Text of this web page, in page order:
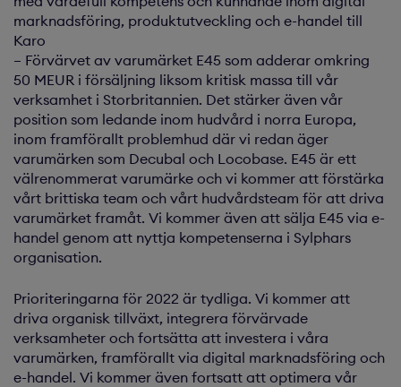
marknadsföring, produktutveckling och e-handel till
Karo
– Förvärvet av varumärket E45 som adderar omkring
50 MEUR i försäljning liksom kritisk massa till vår
verksamhet i Storbritannien. Det stärker även vår
position som ledande inom hudvård i norra Europa,
inom framförallt problemhud där vi redan äger
varumärken som Decubal och Locobase. E45 är ett
välrenommerat varumärke och vi kommer att förstärka
vårt brittiska team och vårt hudvårdsteam för att driva
varumärket framåt. Vi kommer även att sälja E45 via e-
handel genom att nyttja kompetenserna i Sylphars
organisation.
Prioriteringarna för 2022 är tydliga. Vi kommer att
driva organisk tillväxt, integrera förvärvade
verksamheter och fortsätta att investera i våra
varumärken, framförallt via digital marknadsföring och
e-handel. Vi kommer även fortsatt att optimera vår